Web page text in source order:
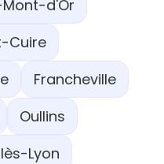
d'Or
Cuire
Francheville
Oullins
Lyon